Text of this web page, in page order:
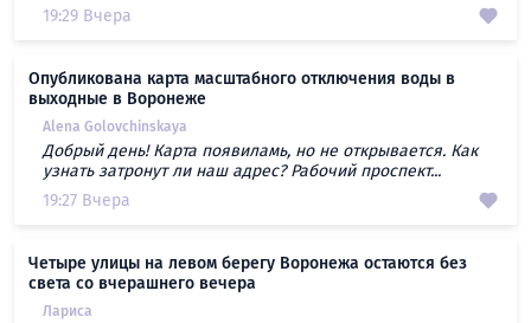
19:29 Вчера
Опубликована карта масштабного отключения воды в
выходные в Воронеже
Alena Golovchinskaya
Добрый день! Карта появиламь, но не открывается. Как
узнать затронут ли наш адрес? Рабочий проспект...
19:27 Вчера
Четыре улицы на левом берегу Воронежа остаются без
света со вчерашнего вечера
Лариса